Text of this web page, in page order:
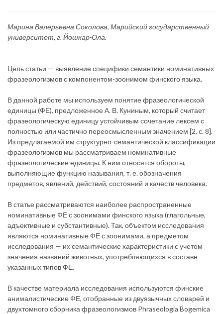
Марина Валерьевна Соколова, Марийский государственный
университет, г. Йошкар-Ола.
Цель статьи — выявление специфики семантики номинативных
фразеологизмов с компонентом-зоонимом финского языка.
В данной работе мы используем понятие фразеологической
единицы (ФЕ), предложенное А. В. Куниным, который считает
фразеологическую единицу устойчивым сочетание лексем с
полностью или частично переосмысленным значением [2, с. 8].
Из предлагаемой им структурно-семантической классификации
фразеологизмов мы рассматриваем номинативные
фразеологические единицы. К ним относятся обороты,
выполняющие функцию называния, т. е. обозначения
предметов, явлений, действий, состояний и качеств человека.
В статье рассматриваются наиболее распространенные
номинативные ФЕ с зоонимами финского языка (глагольные,
адъективные и субстантивные). Так, объектом исследования
являются номинативные ФЕ с зоонимами, а предметом
исследования — их семантические характеристики с учетом
значения названий животных, употребляющихся в составе
указанных типов ФЕ.
В качестве материала исследования используются финские
анималистические ФЕ, отобранные из двуязычных словарей и
двухтомного сборника фразеологизмов Phraseologia Bogemica